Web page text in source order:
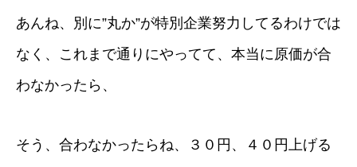
あんね、別に”丸か”が特別企業努力してるわけでは
なく、これまで通りにやってて、本当に原価が合
わなかったら、
そう、合わなかったらね、３０円、４０円上げる